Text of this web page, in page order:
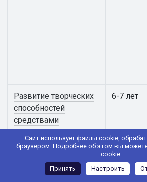
Сайт использует файлы cookie,
браузером. Подробнее об этом вы
cookie.
Принять
Настроить
Развитие творческих
способностей
средствами
театрального
искусства "Театр
6-7 лет